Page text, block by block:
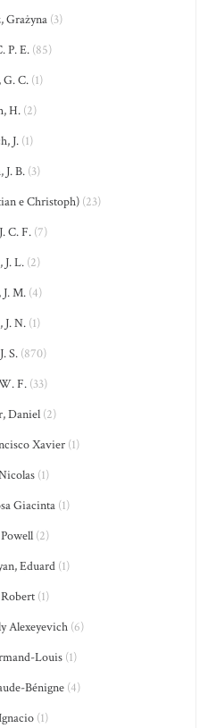
Grażyna(3)
P. E.(85)
G. C.(1)
H. (2)
J. (1)
J. B.(3)
e Christoph) (23)
C. F.(7)
J. L. (2)
J. M. (4)
J. N. (1)
S.(870)
F. (33)
Daniel(2)
Xavier(1)
(1)
Giacinta (1)
(2)
Eduard(1)
(1)
Alexeyevich(6)
Louis(1)
Bénigne(4)
(1)